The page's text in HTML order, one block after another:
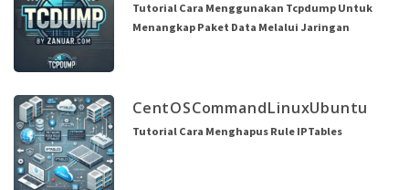
Tutorial Cara Menggunakan Tcpdump Untuk
Menangkap Paket Data Melalui Jaringan
CentOSCommandLinuxUbuntu
Tutorial Cara Menghapus Rule IPTables